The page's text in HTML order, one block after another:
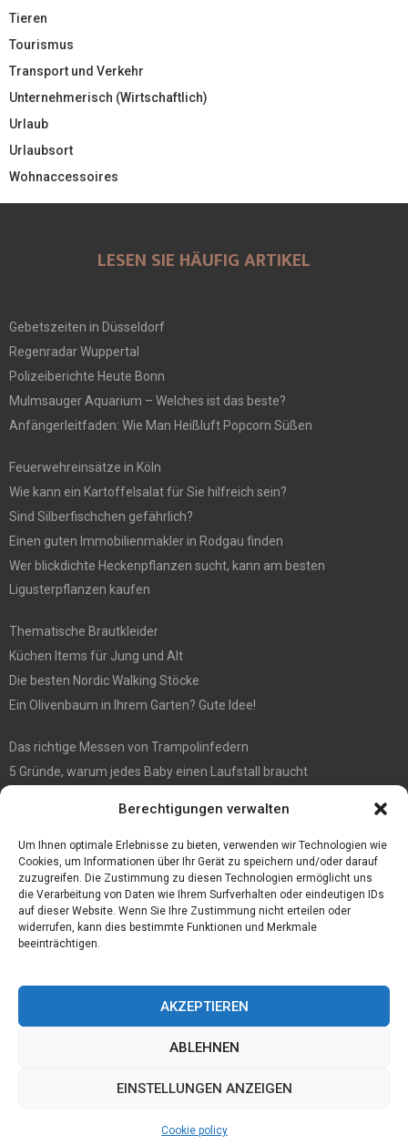
Berechtigungen verwalten
Um Ihnen optimale Erlebnisse zu bieten, verwenden wir Technologien wie
Cookies, um Informationen über Ihr Gerät zu speichern und/oder darauf
zuzugreifen. Die Zustimmung zu diesen Technologien ermöglicht uns
die Verarbeitung von Daten wie Ihrem Surfverhalten oder eindeutigen IDs
auf dieser Website. Wenn Sie Ihre Zustimmung nicht erteilen oder
widerrufen, kann dies bestimmte Funktionen und Merkmale
beeinträchtigen.
AKZEPTIEREN
ABLEHNEN
EINSTELLUNGEN ANZEIGEN
Cookie policy
Tieren
Tourismus
Transport und Verkehr
Unternehmerisch (Wirtschaftlich)
Urlaub
Urlaubsort
Wohnaccessoires
LESEN SIE HÄUFIG ARTIKEL
Gebetszeiten in Düsseldorf
Regenradar Wuppertal
Polizeiberichte Heute Bonn
Mulmsauger Aquarium – Welches ist das beste?
Anfängerleitfaden: Wie Man Heißluft Popcorn Süßen
Feuerwehreinsätze in Köln
Wie kann ein Kartoffelsalat für Sie hilfreich sein?
Sind Silberfischchen gefährlich?
Einen guten Immobilienmakler in Rodgau finden
Wer blickdichte Heckenpflanzen sucht, kann am besten
Ligusterpflanzen kaufen
Thematische Brautkleider
Küchen Items für Jung und Alt
Die besten Nordic Walking Stöcke
Ein Olivenbaum in Ihrem Garten? Gute Idee!
Das richtige Messen von Trampolinfedern
5 Gründe, warum jedes Baby einen Laufstall braucht
Die automatisierte Sackentleerung bringt zahlreiche Vorteile mit
sich
Contact